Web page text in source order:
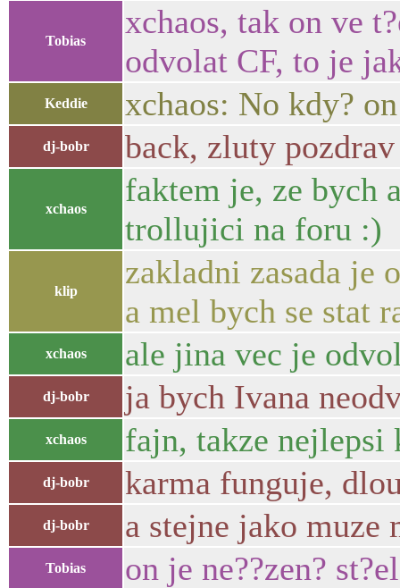
Tobias
xchaos, tak on ve
odvolat CF, to je
Keddie xchaos: No kdy?
dj-bobr back, zluty
xchaos
faktem je, ze bych
trollujici na foru :)
klip
zakladni zasada je
a mel bych se stat
xchaos ale jina vec je
dj-bobr ja bych Ivana
xchaos fajn, takze nejlepsi
dj-bobr karma funguje,
dj-bobr a stejne jako
Tobias on je ne??zen?